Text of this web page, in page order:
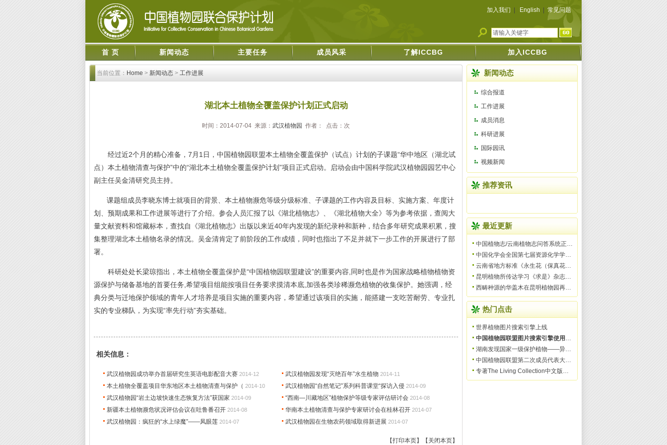
加入我们 English 常见问题
首 页 新闻动态 主要任务 成员风采 了解ICCBG 加入ICCBG
当前位置： Home > 新闻动态 > 工作进展
湖北本土植物全覆盖保护计划正式启动
时间：2014-07-04 来源： 武汉植物园 作者： 点击： 次
经过近2个月的精心准备，7月1日，中国植物园联盟本土植物全覆盖保护（试点）计划的子课题“华中地区（湖北试
点）本土植物清查与保护”中的“湖北本土植物全覆盖保护计划”项目正式启动。启动会由中国科学院武汉植物园园艺中心
副主任吴金清研究员主持。
课题组成员李晓东博士就项目的背景、本土植物濒危等级分级标准、子课题的工作内容及目标、实施方案、年度计
划、预期成果和工作进展等进行了介绍。参会人员汇报了以《湖北植物志》、《湖北植物大全》等为参考依据，查阅大
量文献资料和馆藏标本，查找自《湖北植物志》出版以来近40年内发现的新纪录种和新种，结合多年研究成果积累，搜
集整理湖北本土植物名录的情况。吴金清肯定了前阶段的工作成绩，同时也指出了不足并就下一步工作的开展进行了部
署。
科研处处长梁琼指出，本土植物全覆盖保护是“中国植物园联盟建设”的重要内容,同时也是作为国家战略植物植物资
源保护与储备基地的首要任务,希望项目组能按项目任务要求摸清本底,加强各类珍稀濒危植物的收集保护。她强调，经
典分类与迁地保护领域的青年人才培养是项目实施的重要内容，希望通过该项目的实施，能搭建一支吃苦耐劳、专业扎
实的专业梯队，为实现“率先行动”夯实基础。
相关信息：
武汉植物园成功举办首届研究生英语电影配音大赛 2014-12 武汉植物园发现“灭绝百年”水生植物 2014-11
本土植物全覆盖项目华东地区本土植物清查与保护（ 2014-10 武汉植物园“自然笔记”系列科普课堂“探访入侵 2014-09
武汉植物园“岩土边坡快速生态恢复方法”获国家 2014-09 “西南—川藏地区”植物保护等级专家评估研讨会 2014-08
新疆本土植物濒危状况评估会议在吐鲁番召开 2014-08 华南本土植物清查与保护专家研讨会在桂林召开 2014-07
武汉植物园：疯狂的“水上绿魔”——凤眼莲 2014-07 武汉植物园在生物农药领域取得新进展 2014-07
【打印本页】 【关闭本页】
新闻动态
综合报道
工作进展
成员消息
科研进展
国际园讯
视频新闻
推荐资讯
最近更新
中国植物志/云南植物志问答系统正式上线服务
中国化学会全国第七届资源化学学术研讨会在昆明举办
云南省地方标准《永生花（保真花）加工技术规范》获批发布实
昆明植物所传达学习《求是》杂志发表习近平总书记重要文
西畴种源的华盖木在昆明植物园再次开花
热门点击
世界植物图片搜索引擎上线
中国植物园联盟图片搜索引擎使用指南
湖南发现国家一级保护植物——异形玉叶金花
中国植物园联盟第二次成员代表大会成功召开
专著The Living Collection中文版将作为资料用于联盟培